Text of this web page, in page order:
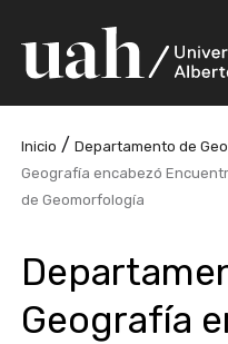
Inicio /Departamento de
Geografía encabezó
de Geomorfología
Geografía